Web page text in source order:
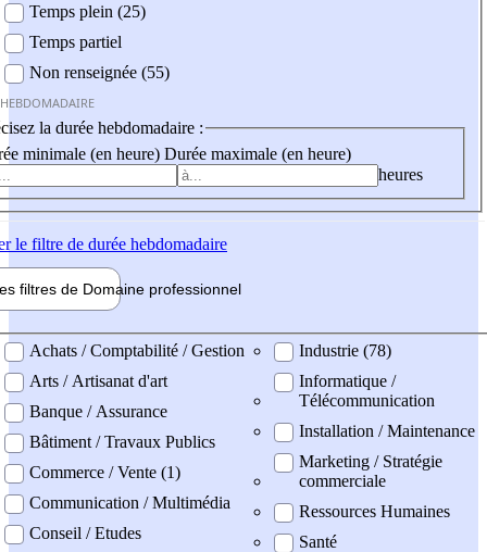
Temps plein (25)
Temps partiel
Non renseignée (55)
la durée hebdomadaire :
minimale (en heure) Durée maximale (en heure)
heures
le filtre de durée hebdomadaire
filtres de Domaine professionnel
professionel
Achats / Comptabilité / Gestion
Arts / Artisanat d'art
Banque / Assurance
Bâtiment / Travaux Publics
Commerce / Vente (1)
Communication / Multimédia
Conseil / Etudes
Industrie (78)
Informatique /
Télécommunication
Installation / Maintenance
Marketing / Stratégie
commerciale
Ressources Humaines
Santé